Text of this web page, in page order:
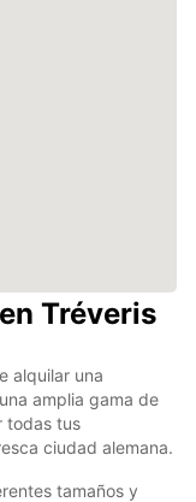
Tréveris
alquilar una
amplia gama de
todas tus
ciudad alemana.
tamaños y